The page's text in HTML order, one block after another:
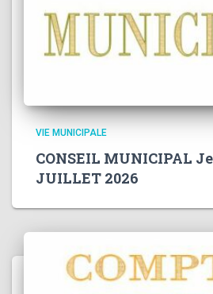
VIE MUNICIPALE
CONSEIL MUNICIPAL
JUILLET 2026